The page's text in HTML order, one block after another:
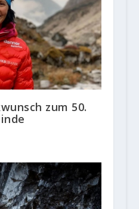
zum 50.